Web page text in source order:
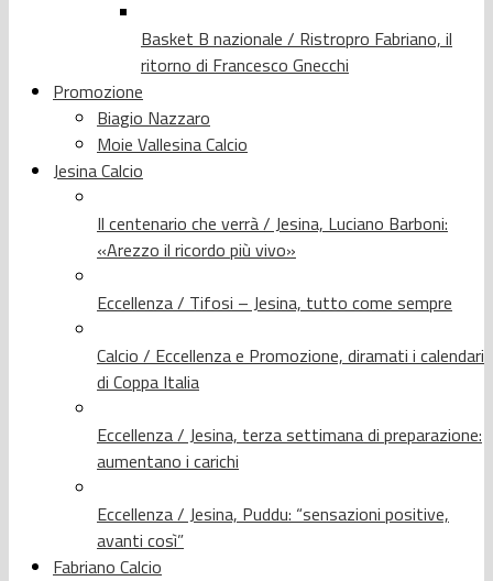
Basket B nazionale / Ristropro Fabriano, il
ritorno di Francesco Gnecchi
Promozione
Biagio Nazzaro
Moie Vallesina Calcio
Jesina Calcio
Il centenario che verrà / Jesina, Luciano Barboni:
«Arezzo il ricordo più vivo»
Eccellenza / Tifosi – Jesina, tutto come sempre
Calcio / Eccellenza e Promozione, diramati i calendari
di Coppa Italia
Eccellenza / Jesina, terza settimana di preparazione:
aumentano i carichi
Eccellenza / Jesina, Puddu: “sensazioni positive,
avanti così”
Fabriano Calcio